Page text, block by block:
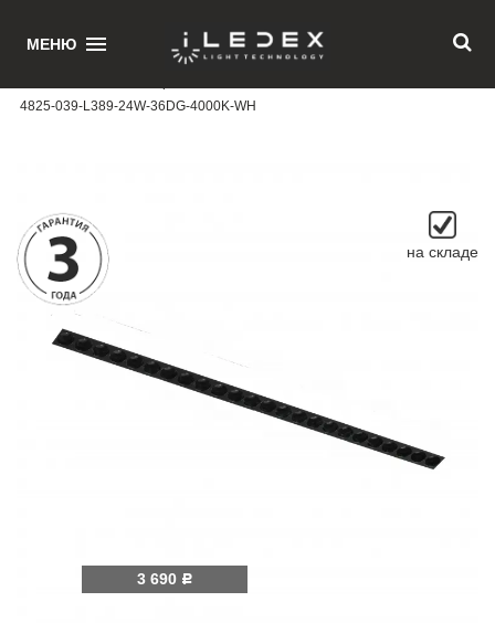
МЕНЮ
4825-039-L389-24W-36DG-4000K-WH
на складе
3 690 Р